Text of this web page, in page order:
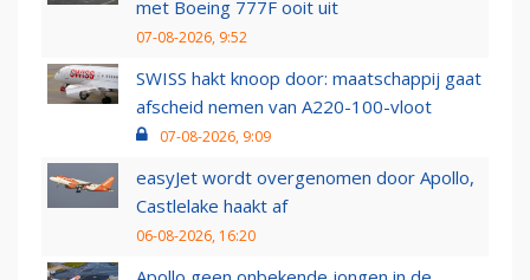
met Boeing 777F ooit uit
07-08-2026, 9:52
SWISS hakt knoop door: maatschappij gaat
afscheid nemen van A220-100-vloot
07-08-2026, 9:09
easyJet wordt overgenomen door Apollo,
Castlelake haakt af
06-08-2026, 16:20